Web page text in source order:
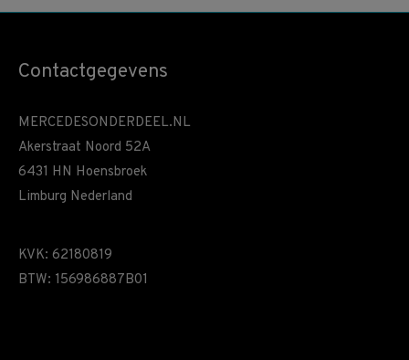
Contactgegevens
MERCEDESONDERDEEL.NL
Akerstraat Noord 52A
6431 HN Hoensbroek
Limburg Nederland
KVK: 62180819
BTW: 156986887B01